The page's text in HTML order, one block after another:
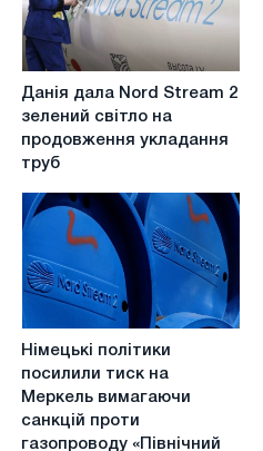
Данія
дала
Stream
зелений
світло
продовження
укладання
Данія дала Nord Stream 2
зелений світло на
продовження укладання
труб
Німецькі
політики
посилили
тиск
Німецькі політики
посилили тиск на
Меркель вимагаючи
санкцій проти
газопроводу «Північний